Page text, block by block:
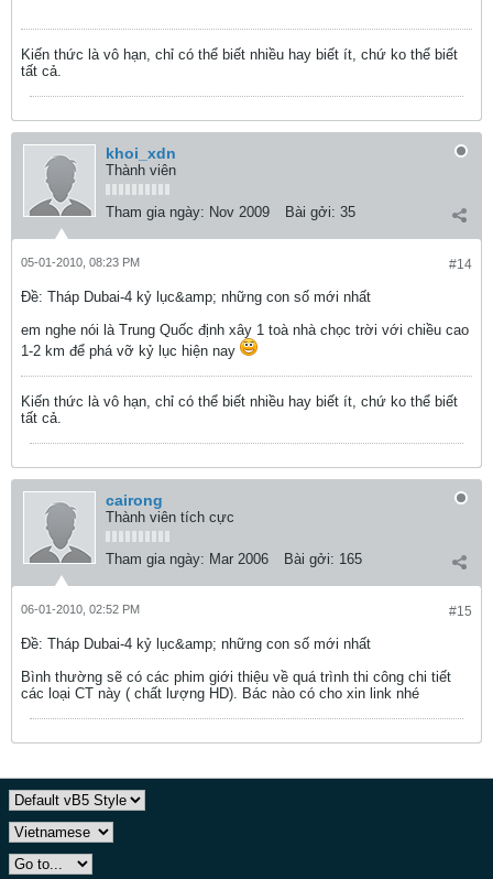
Kiến thức là vô hạn, chỉ có thể biết nhiều hay biết ít, chứ ko thể biết
tất cả.
khoi_xdn
Thành viên
Tham gia ngày: Nov 2009 Bài gởi: 35
#14
05-01-2010, 08:23 PM
Ðề: Tháp Dubai-4 kỷ lục&amp; những con số mới nhất
em nghe nói là Trung Quốc định xây 1 toà nhà chọc trời với chiều cao
1-2 km để phá vỡ kỷ lục hiện nay
Kiến thức là vô hạn, chỉ có thể biết nhiều hay biết ít, chứ ko thể biết
tất cả.
cairong
Thành viên tích cực
Tham gia ngày: Mar 2006 Bài gởi: 165
#15
06-01-2010, 02:52 PM
Ðề: Tháp Dubai-4 kỷ lục&amp; những con số mới nhất
Bình thường sẽ có các phim giới thiệu về quá trình thi công chi tiết
các loại CT này ( chất lượng HD). Bác nào có cho xin link nhé